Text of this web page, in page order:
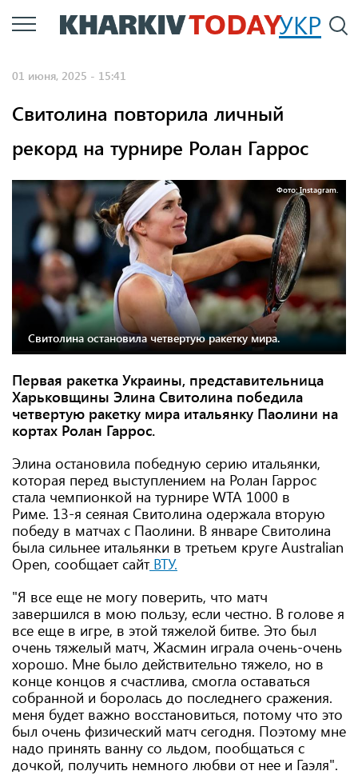
Перейти
к
УКР
01 июня, 2025 - 15:41
Свитолина повторила личный
рекорд на турнире Ролан Гаррос
Фото: Іnstagram.
Свитолина остановила четвертую ракетку мира.
Первая ракетка Украины, представительница
Харьковщины Элина Свитолина победила
четвертую ракетку мира итальянку Паолини на
кортах Ролан Гаррос.
Элина остановила победную серию итальянки,
которая перед выступлением на Ролан Гаррос
стала чемпионкой на турнире WTA 1000 в
Риме. 13-я сеяная Свитолина одержала вторую
победу в матчах с Паолини. В январе Свитолина
была сильнее итальянки в третьем круге Australian
Open, сообщает сайтВТУ.
"Я все еще не могу поверить, что матч
завершился в мою пользу, если честно. В голове я
все еще в игре, в этой тяжелой битве. Это был
очень тяжелый матч, Жасмин играла очень-очень
хорошо. Мне было действительно тяжело, но в
конце концов я счастлива, смогла оставаться
собранной и боролась до последнего сражения.
меня будет важно восстановиться, потому что это
был очень физический матч сегодня. Поэтому мне
надо принять ванну со льдом, пообщаться с
дочкой, получить немного любви от нее и Гаэля".